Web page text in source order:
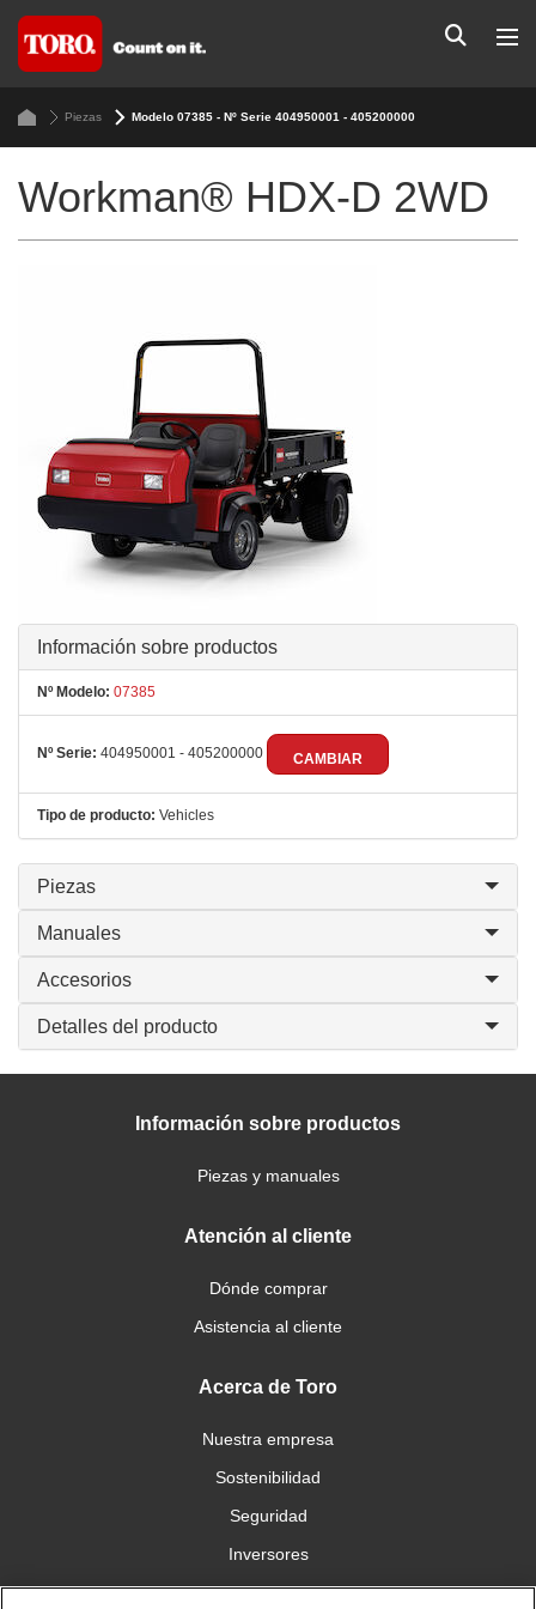
Piezas Modelo 07385 - Nº Serie 404950001 - 405200000
Workman® HDX-D 2WD
Información sobre productos
Nº Modelo: 07385
Nº Serie: 404950001 - 405200000 CAMBIAR
Tipo de producto: Vehicles
Piezas
Manuales
Accesorios
Detalles del producto
Información sobre productos
Piezas y manuales
Atención al cliente
Dónde comprar
Asistencia al cliente
Acerca de Toro
Nuestra empresa
Sostenibilidad
Seguridad
Inversores
Trabajo